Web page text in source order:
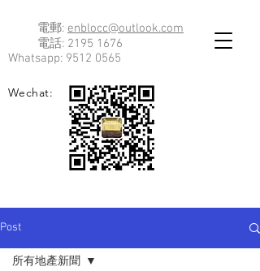
電郵: enblocc@outlook.com
電話: 2195 1676
Whatsapp: 9512 0565
Wechat:
Post
所有地產新聞